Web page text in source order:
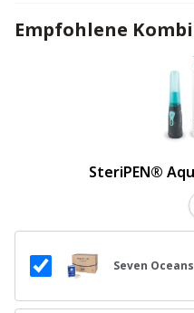
Empfohlene
SteriPEN®
Seven